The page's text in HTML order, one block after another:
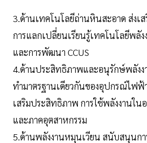
3.ด้านเทคโนโลยีถ่านหินสะอาด ส่ง
การแลกเปลี่ยนเรียนรู้เทคโนโลยีพลั
และการพัฒนา CCUS
4.ด้านประสิทธิภาพและอนุรักษ์พลังง
ทำมาตรฐานเดียวกันของอุปกรณ์ไฟฟ้
เสริมประสิทธิภาพ การใช้พลังงานใน
และภาคอุตสาหกรรม
5.ด้านพลังงานหมุนเวียน สนับสนุนก